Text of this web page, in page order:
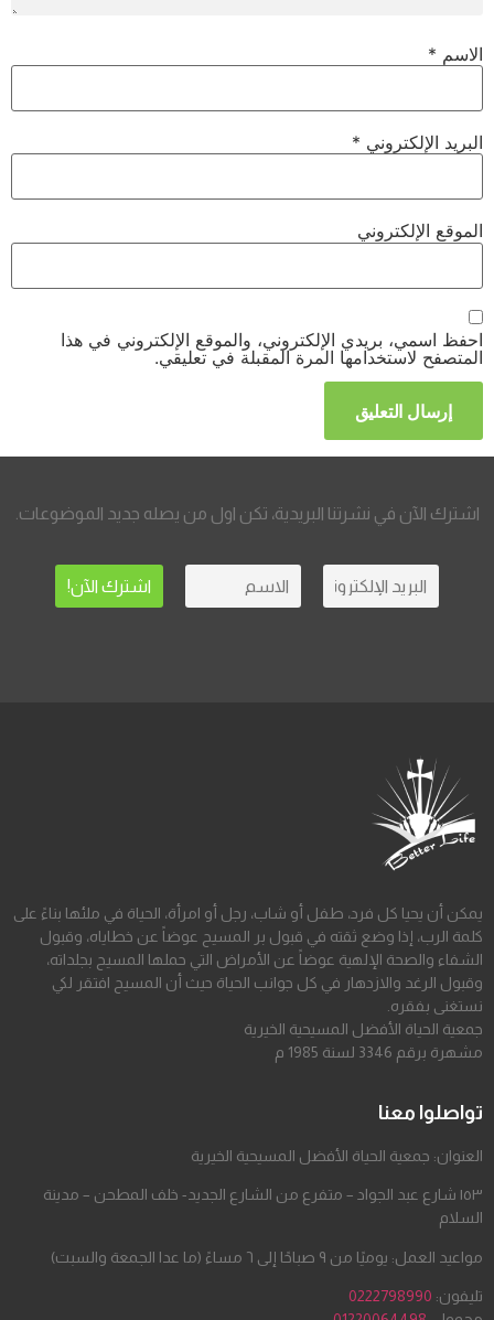
الاسم *
البريد الإلكتروني *
الموقع الإلكتروني
احفظ اسمي، بريدي الإلكتروني، والموقع الإلكتروني في هذا
المتصفح لاستخدامها المرة المقبلة في تعليقي.
اشترك الآن في نشرتنا البريدية، تكن اول من يصله جديد الموضوعات.
يمكن أن يحيا كل فرد، طفل أو شاب، رجل أو امرأة، الحياة في ملئها بناءً على
كلمة الرب، إذا وضع ثقته في قبول بر المسيح عوضاً عن خطاياه، وقبول
الشفاء والصحة الإلهية عوضاً عن الأمراض التي حملها المسيح بجلداته،
وقبول الرغد والازدهار في كل جوانب الحياة حيث أن المسيح افتقر لكي
نستغنى بفقره.
جمعية الحياة الأفضل المسيحية الخيرية
مشهرة برقم 3346 لسنة 1985 م
تواصلوا معنا
العنوان: جمعية الحياة الأفضل المسيحية الخيرية
١٥٣ شارع عبد الجواد – متفرع من الشارع الجديد- خلف المطحن – مدينة
السلام
مواعيد العمل: يوميًا من ٩ صباحًا إلى ٦ مساءً (ما عدا الجمعة والسبت)
تليفون: 0222798990